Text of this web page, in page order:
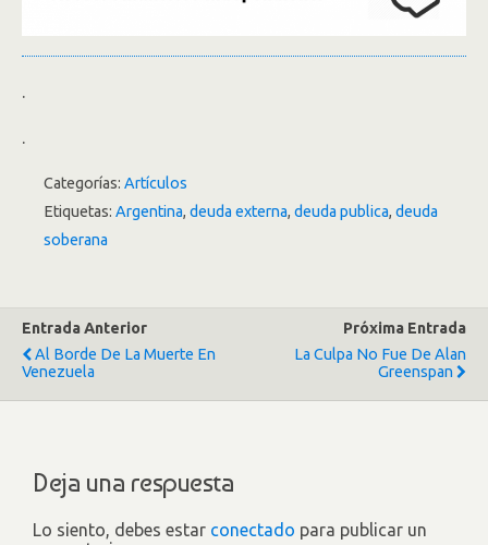
.
.
Categorías: Artículos
Etiquetas: Argentina, deuda externa, deuda publica, deuda
soberana
Entrada Anterior
Al Borde De La Muerte En
Venezuela
Próxima Entrada
La Culpa No Fue De Alan
Greenspan
Deja una respuesta
Lo siento, debes estar conectado para publicar un